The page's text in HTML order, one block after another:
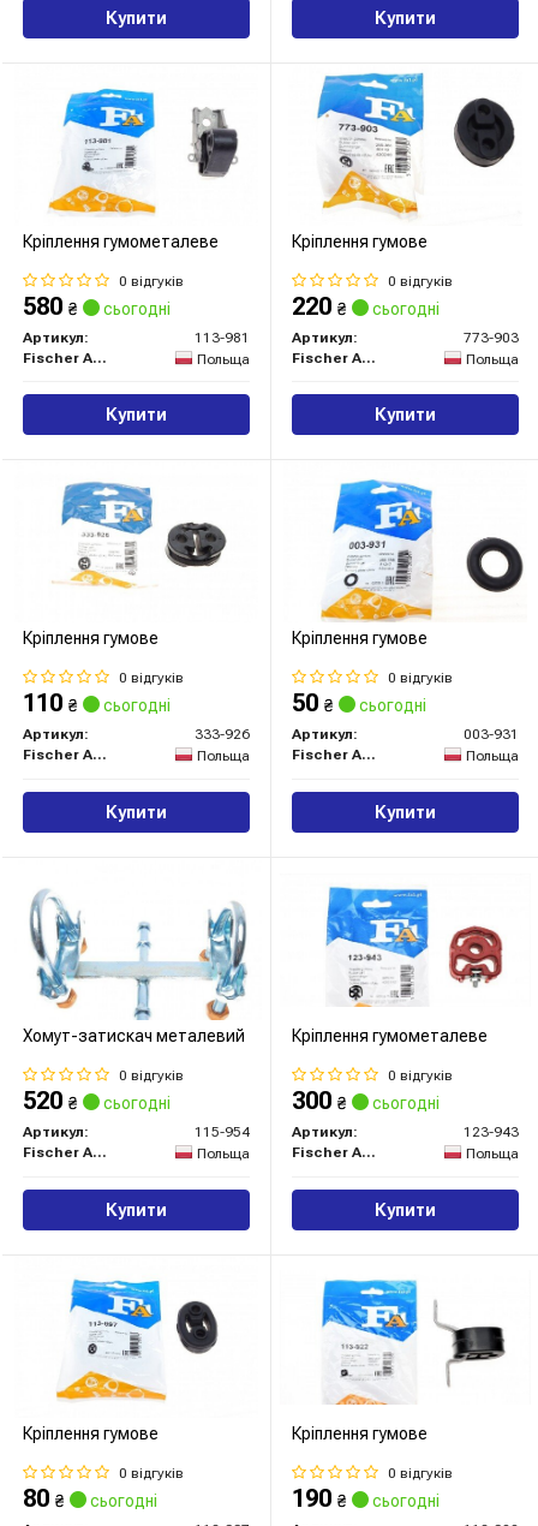
Купити Купити
Кріплення гумометалеве
0 відгуків
580 ₴ сьогодні
Артикул:
113-981
Fischer Automotive One (FA1)
Польща
Купити
Кріплення гумове
0 відгуків
220 ₴ сьогодні
Артикул:
773-903
Fischer Automotive One (FA1)
Польща
Купити
Кріплення гумове
0 відгуків
110 ₴ сьогодні
Артикул:
333-926
Fischer Automotive One (FA1)
Польща
Купити
Кріплення гумове
0 відгуків
50 ₴ сьогодні
Артикул:
003-931
Fischer Automotive One (FA1)
Польща
Купити
Хомут-затискач металевий
0 відгуків
520 ₴ сьогодні
Артикул:
115-954
Fischer Automotive One (FA1)
Польща
Купити
Кріплення гумометалеве
0 відгуків
300 ₴ сьогодні
Артикул:
123-943
Fischer Automotive One (FA1)
Польща
Купити
Кріплення гумове
0 відгуків
80 ₴ сьогодні
Кріплення гумове
0 відгуків
190 ₴ сьогодні